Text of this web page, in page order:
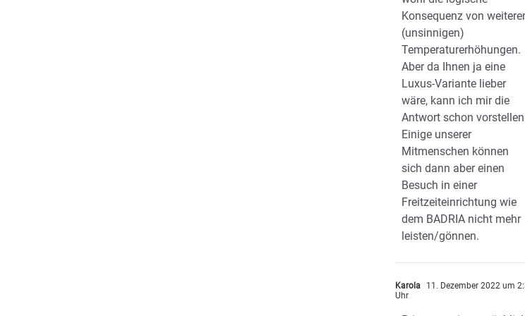
Konsequenz von
(unsinnigen)
Temperaturerhöhungen.
Aber da Ihnen ja eine
Luxus-Variante lieber
wäre, kann ich mir die
Antwort schon
Einige unserer
Mitmenschen können
sich dann aber einen
Besuch in einer
Freitzeiteinrichtung wie
dem BADRIA nicht mehr
leisten/gönnen.
Karola
11. Dezember 2022 um
Uhr